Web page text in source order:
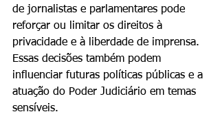
de jornalistas e parlamentares pode
reforçar ou limitar os direitos à
privacidade e à liberdade de imprensa.
Essas decisões também podem
influenciar futuras políticas públicas e a
atuação do Poder Judiciário em temas
sensíveis.